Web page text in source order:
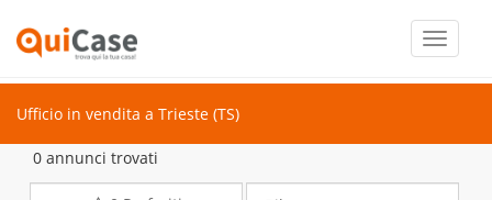
Toggle
Ufficio in vendita a Trieste (TS)
0 annunci trovati